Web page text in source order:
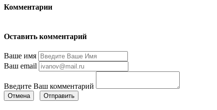
Комментарии
Оставить комментарий
Ваше имя
Ваш email
Введите Ваш комментарий
Отмена Отправить